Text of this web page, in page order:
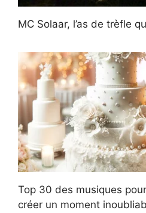
MC Solaar, l’as de trèfle
Top 30 des musiques
créer un moment